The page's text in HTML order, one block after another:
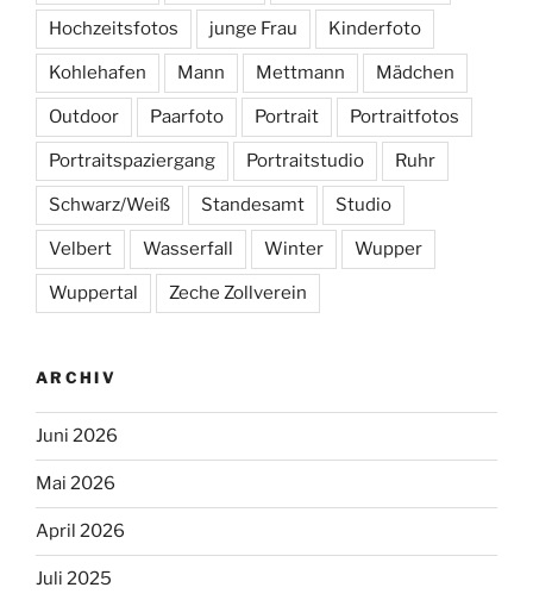
Hochzeitsfotos junge Frau Kinderfoto
Kohlehafen Mann Mettmann Mädchen
Outdoor Paarfoto Portrait Portraitfotos
Portraitspaziergang Portraitstudio Ruhr
Schwarz/Weiß Standesamt Studio
Velbert Wasserfall Winter Wupper
Wuppertal Zeche Zollverein
ARCHIV
Juni 2026
Mai 2026
April 2026
Juli 2025